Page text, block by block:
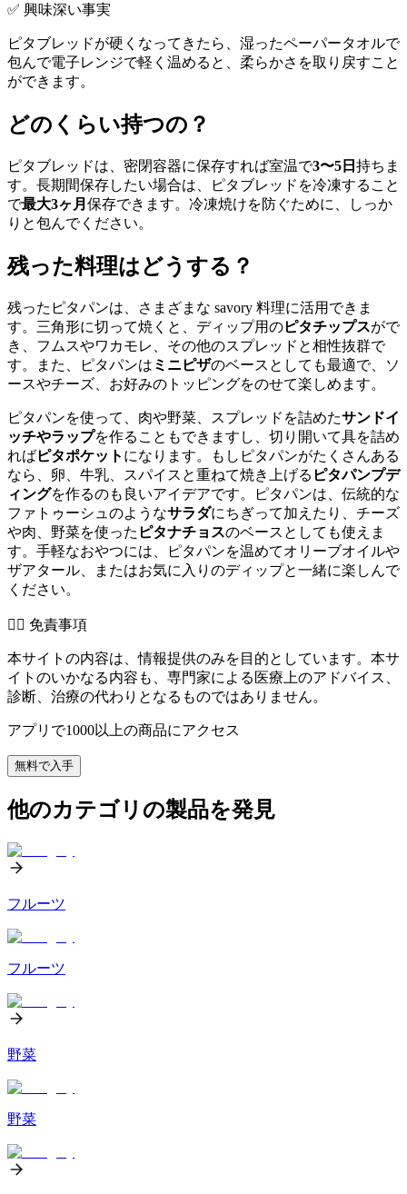
✅ 興味深い事実
ピタブレッドが硬くなってきたら、湿ったペーパータオルで
包んで電子レンジで軽く温めると、柔らかさを取り戻すこと
ができます。
どのくらい持つの？
ピタブレッドは、密閉容器に保存すれば室温で3〜5日 持ちま
す。長期間保存したい場合は、ピタブレッドを冷凍すること
で最大3ヶ月 保存できます。冷凍焼けを防ぐために、しっか
りと包んでください。
残った料理はどうする？
残ったピタパンは、さまざまな savory 料理に活用できま
す。三角形に切って焼くと、ディップ用のピタチップスがで
き、フムスやワカモレ、その他のスプレッドと相性抜群で
す。また、ピタパンは ミニピザのベースとしても最適で、ソ
ースやチーズ、お好みのトッピングをのせて楽しめます。
ピタパンを使って、肉や野菜、スプレッドを詰めたサンドイ
ッチやラップを作ることもできますし、切り開いて具を詰め
ればピタポケット になります。もしピタパンがたくさんある
なら、卵、牛乳、スパイスと重ねて焼き上げる ピタパンプデ
ィングを作るのも良いアイデアです。ピタパンは、伝統的な
ファトゥーシュのようなサラダにちぎって加えたり、チーズ
や肉、野菜を使った ピタナチョスのベースとしても使えま
す。手軽なおやつには、ピタパンを温めてオリーブオイルや
ザアタール、またはお気に入りのディップと一緒に楽しんで
ください。
👨‍⚕️️ 免責事項
本サイトの内容は、情報提供のみを目的としています。本サ
イトのいかなる内容も、専門家による医療上のアドバイス、
診断、治療の代わりとなるものではありません。
アプリで1000以上の商品にアクセス
無料で入手
他のカテゴリの製品を発見
フルーツ
フルーツ
野菜
野菜